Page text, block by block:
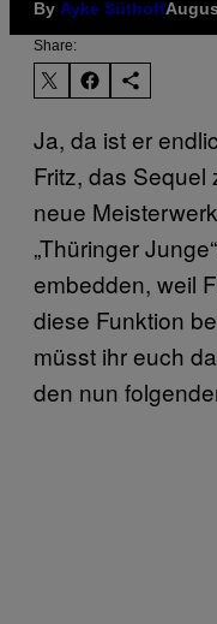
By Ayke Süthoff
Share:
Ja, da ist er
Fritz, das Sequel
neue
„Thüringer
embedden, weil
diese Funktion
müsst ihr euch
den nun